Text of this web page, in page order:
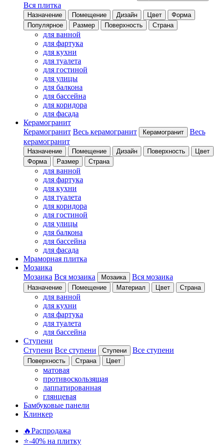
Вся плитка
Назначение Помещение Дизайн Цвет
Форма
Популярное
Размер Поверхность Страна
для ванной
для фартука
для кухни
для туалета
для гостиной
для улицы
для балкона
для бассейна
для коридора
для фасада
Керамогранит
Керамогранит Весь керамогранит Керамогранит
Весь
керамогранит
Назначение Помещение Дизайн Поверхность
Цвет
Форма
Размер Страна
для ванной
для фартука
для кухни
для туалета
для коридора
для гостиной
для улицы
для балкона
для бассейна
для фасада
Мраморная плитка
Мозаика
Мозаика Вся мозаика Мозаика Вся мозаика
Назначение Помещение Материал Цвет Страна
для ванной
для кухни
для фартука
для туалета
для бассейна
Ступени
Ступени Все ступени Ступени Все ступени
Поверхность Страна Цвет
матовая
противоскользящая
лаппатированная
глянцевая
Бамбуковые панели
Клинкер
🔥Распродажа
⭐-40% на плитку